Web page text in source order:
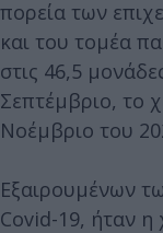
πορεία των
και του τομέα
στις 46,5
Σεπτέμβριο, το
Νοέμβριο του
Εξαιρουμένων
Covid-19, ήταν